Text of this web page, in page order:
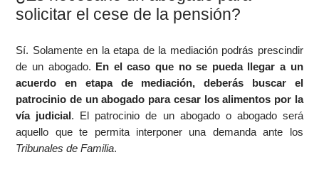
solicitar el cese de la pensión?
Sí. Solamente en la etapa de la mediación podrás prescindir
de un abogado. En el caso que no se pueda llegar a un
acuerdo en etapa de mediación, deberás buscar el
patrocinio de un abogado para cesar los alimentos por la
vía judicial. El patrocinio de un abogado o abogado será
aquello que te permita interponer una demanda ante los
Tribunales de Familia.